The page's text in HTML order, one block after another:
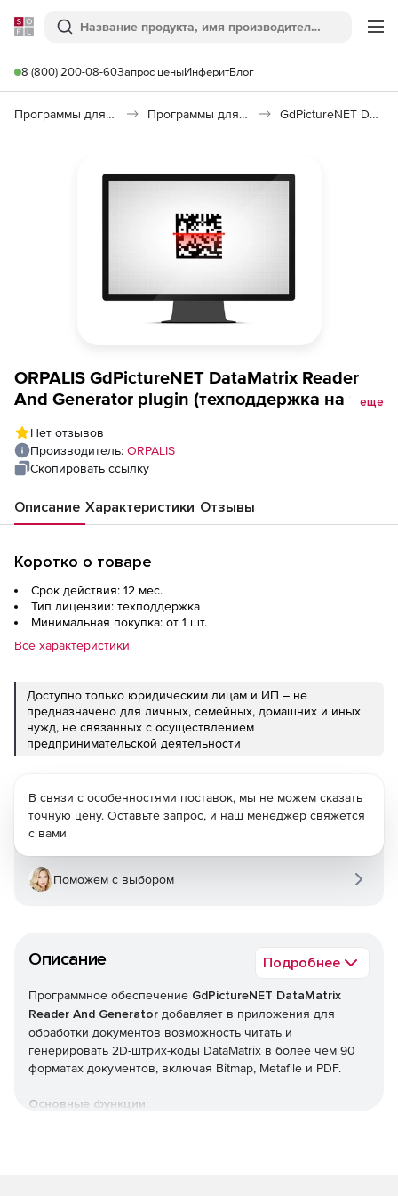
Softline
Поиск
8 (800) 200-08-60Запрос ценыИнферитБлог
Программы для работы с текстом Программы для распознавания текста и речи GdPictureNET DataMatrix Reader And Generator
ORPALIS GdPictureNET DataMatrix Reader
And Generator plugin (техподдержка на 1
еще
Нет отзывов
Производитель: ORPALIS
Скопировать ссылку
Описание Характеристики Отзывы
Коротко о товаре
Срок действия: 12 мес.
Тип лицензии: техподдержка
Минимальная покупка: от 1 шт.
Все характеристики
Доступно только юридическим лицам и ИП – не
предназначено для личных, семейных, домашних и иных
нужд, не связанных с осуществлением
предпринимательской деятельности
Описание Подробнее
Программное обеспечение GdPictureNET DataMatrix
Reader And Generator добавляет в приложения для
обработки документов возможность читать и
генерировать 2D-штрих-коды DataMatrix в более чем 90
форматах документов, включая Bitmap, Metafile и PDF.
Основные функции:
В связи с особенностями поставок, мы не можем сказать
точную цену. Оставьте запрос, и наш менеджер свяжется
с вами
Поможем с выбором